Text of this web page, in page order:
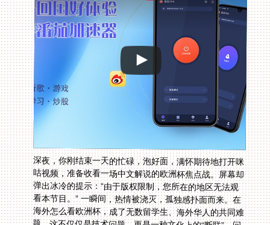
深夜，你刚结束一天的忙碌，泡好面，满怀期待地打开咪
咕视频，准备收看一场中文解说的欧洲杯焦点战。屏幕却
弹出冰冷的提示：“由于版权限制，您所在的地区无法观
看本节目。” 一瞬间，热情被浇灭，孤独感扑面而来。在
海外怎么看欧洲杯，成了无数留学生、海外华人的共同难
题。这不仅仅是技术问题，更是一种文化上的“断联”。问
题的根源在于国内流媒体平台基于IP地址的严格区域版权
限制。别担心，这篇文章就是为你准备的终极指南。我们
将深入探讨如何绕过这堵“墙”，不仅解决“在海外看咪咕视
频地区限制”的困境，更让你无缝畅享CCTV5、腾讯体育